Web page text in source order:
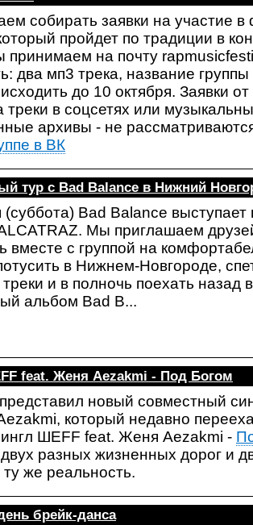
собирать заявки на участие
пройдет по традиции в
принимаем на почту
два мп3 трека, название
до 10 октября. Заявки
треки в соцсетях или
архивы - не
в ВК
тур с Bad Balance в Нижний
(суббота) Bad Balance
Мы приглашаем
вместе с группой на
в Нижнем-Новгороде,
и в полночь поехать назад
альбом Bad B...
feat. Женя Aezakmi - Под Богом
новый совместный
который недавно
ШЕFF feat. Женя Aezakmi -
разных жизненных дорог и
же реальность.
брейк-данса